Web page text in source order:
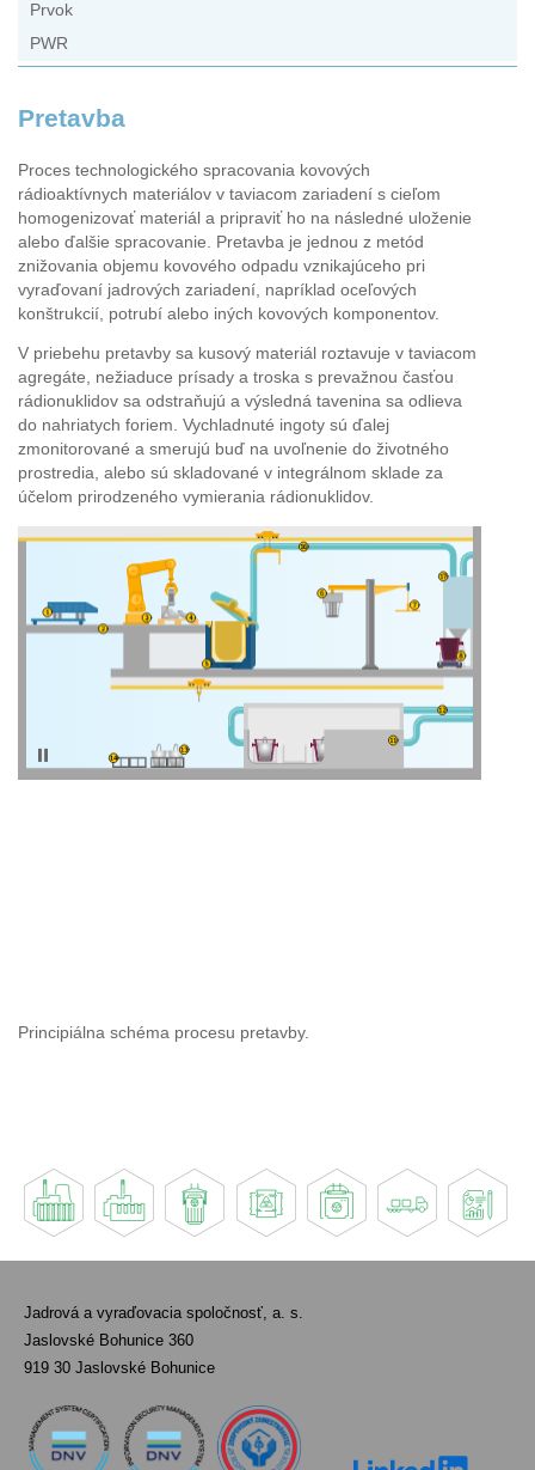
Prvok
PWR
Pretavba
Proces technologického spracovania kovových
rádioaktívnych materiálov v taviacom zariadení s cieľom
homogenizovať materiál a pripraviť ho na následné uloženie
alebo ďalšie spracovanie. Pretavba je jednou z metód
znižovania objemu kovového odpadu vznikajúceho pri
vyraďovaní jadrových zariadení, napríklad oceľových
konštrukcií, potrubí alebo iných kovových komponentov.
V priebehu pretavby sa kusový materiál roztavuje v taviacom
agregáte, nežiaduce prísady a troska s prevažnou časťou
rádionuklidov sa odstraňujú a výsledná tavenina sa odlieva
do nahriatych foriem. Vychladnuté ingoty sú ďalej
zmonitorované a smerujú buď na uvoľnenie do životného
prostredia, alebo sú skladované v integrálnom sklade za
účelom prirodzeného vymierania rádionuklidov.
Principiálna schéma procesu pretavby.
Jadrová a vyraďovacia spoločnosť, a. s.
Jaslovské Bohunice 360
919 30 Jaslovské Bohunice